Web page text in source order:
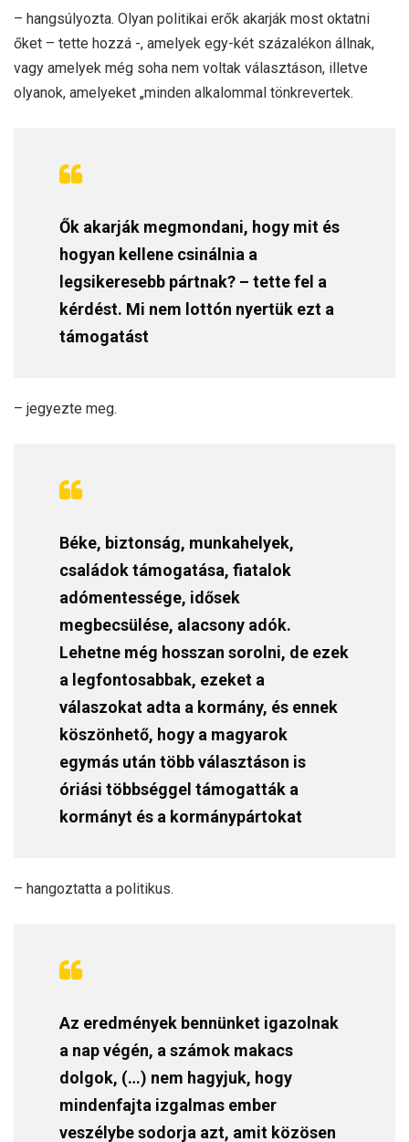
– hangsúlyozta. Olyan politikai erők akarják most oktatni
őket – tette hozzá -, amelyek egy-két százalékon állnak,
vagy amelyek még soha nem voltak választáson, illetve
olyanok, amelyeket „minden alkalommal tönkrevertek.
Ők akarják megmondani, hogy mit és
hogyan kellene csinálnia a
legsikeresebb pártnak? – tette fel a
kérdést. Mi nem lottón nyertük ezt a
támogatást
– jegyezte meg.
Béke, biztonság, munkahelyek,
családok támogatása, fiatalok
adómentessége, idősek
megbecsülése, alacsony adók.
Lehetne még hosszan sorolni, de ezek
a legfontosabbak, ezeket a
válaszokat adta a kormány, és ennek
köszönhető, hogy a magyarok
egymás után több választáson is
óriási többséggel támogatták a
kormányt és a kormánypártokat
– hangoztatta a politikus.
Az eredmények bennünket igazolnak
a nap végén, a számok makacs
dolgok, (…) nem hagyjuk, hogy
mindenfajta izgalmas ember
veszélybe sodorja azt, amit közösen